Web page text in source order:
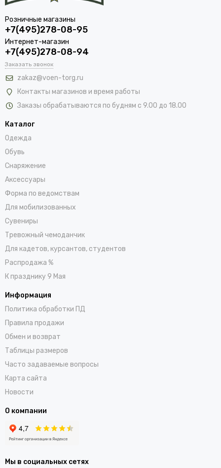
Розничные магазины
+7(495)278-08-95
Интернет-магазин
+7(495)278-08-94
Заказать звонок
zakaz@voen-torg.ru
Контакты магазинов и время работы
Заказы обрабатываются по будням с 9.00 до 18.00
Каталог
Одежда
Обувь
Снаряжение
Аксессуары
Форма по ведомствам
Для мобилизованных
Сувениры
Тревожный чемоданчик
Для кадетов, курсантов, студентов
Распродажа %
К празднику 9 Мая
Информация
Политика обработки ПД
Правила продажи
Обмен и возврат
Таблицы размеров
Часто задаваемые вопросы
Карта сайта
Новости
О компании
Мы в социальных сетях